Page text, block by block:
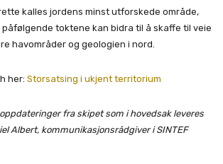
kalles jordens minst utforskede område,
toktene kan bidra til å skaffe til veie
havområder og geologien i nord.
her: Storsatsing i ukjent territorium
fra skipet som i hovedsak leveres
Albert, kommunikasjonsrådgiver i SINTEF